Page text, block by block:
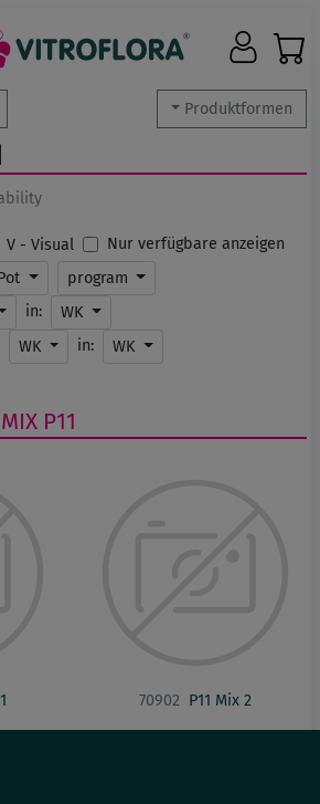
Produktformen
V - Visual
Nur verfügbare anzeigen
program
in:
WK
WK in: WK
P11
70902 P11 Mix 2